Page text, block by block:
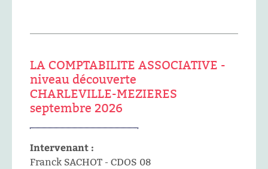
LA COMPTABILITE ASSOCIATIVE -
niveau découverte
CHARLEVILLE-MEZIERES
septembre 2026
Intervenant :
Franck SACHOT - CDOS 08